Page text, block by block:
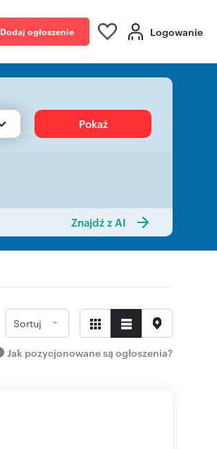
Dodaj ogłoszenie Logowanie
Pokaż
Znajdź z AI
Sortuj
Jak pozycjonowane są ogłoszenia?